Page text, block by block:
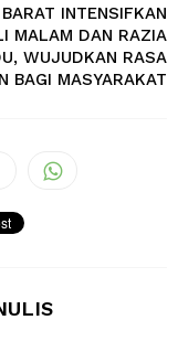
BARAT INTENSIFKAN
MALAM DAN RAZIA
WUJUDKAN RASA
BAGI MASYARAKAT